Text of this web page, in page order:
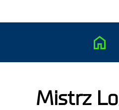
Mistrz